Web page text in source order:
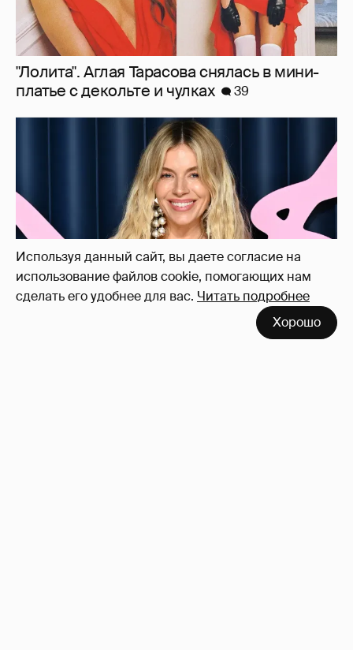
Используя данный сайт, вы даете согласие на
использование файлов cookie, помогающих нам
сделать его удобнее для вас. Читать подробнее
Хорошо
Сиенна Миллер раскрыла пол третьего
ребёнка и показала редкие фото с детьми